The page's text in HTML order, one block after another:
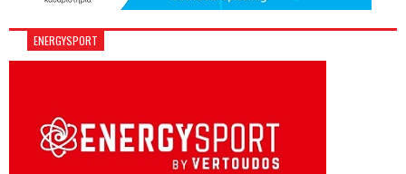
ENERGYSPORT